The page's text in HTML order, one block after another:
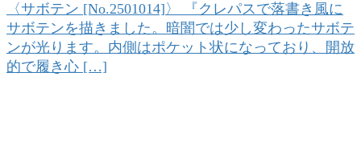
〈サボテン [No.2501014]〉 『クレパスで落書き風に
サボテンを描きました。暗闇では少し変わったサボテ
ンが光ります。内側はポケット状になっており、開放
的で履き心 […]